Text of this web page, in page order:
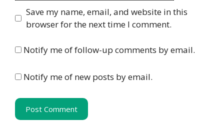
Website
Save my name, email, and website in this
browser for the next time I comment.
Notify me of follow-up comments by email.
Notify me of new posts by email.